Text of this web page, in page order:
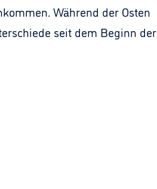
Während der Osten
seit dem Beginn der